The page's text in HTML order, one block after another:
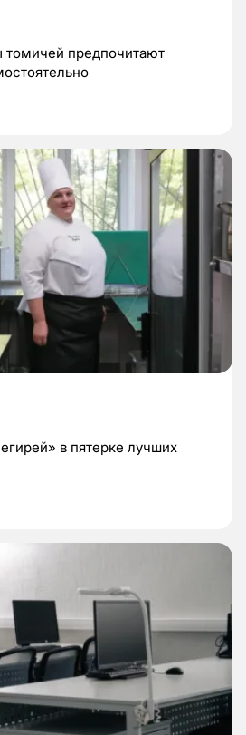
предпочитают
в пятерке лучших